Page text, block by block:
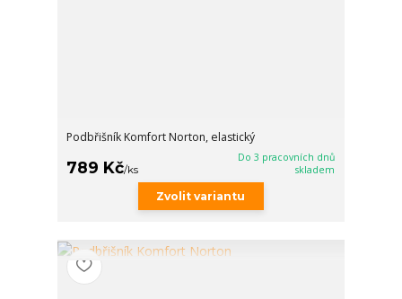
Podbřišník Komfort Norton, elastický
789 Kč/ks
Do 3 pracovních dnů
skladem
Zvolit variantu